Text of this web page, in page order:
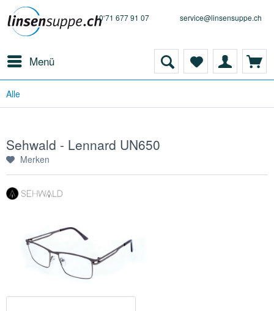
0 71 677 91 07 service@linsensuppe.ch
Menü
Alle
Sehwald - Lennard UN650
Merken